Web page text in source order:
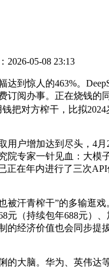
2026-05-08 23:13
惊人的463%。
订阅办事。正在烧钱
把对方榨干，比拟
增加达到尽头，4月
院专家一针见血：大
正在年内进行了三次
青榨干”的多输逛戏
（持续包年688元）
经济价值也会同步提
脑。华为、英伟达等